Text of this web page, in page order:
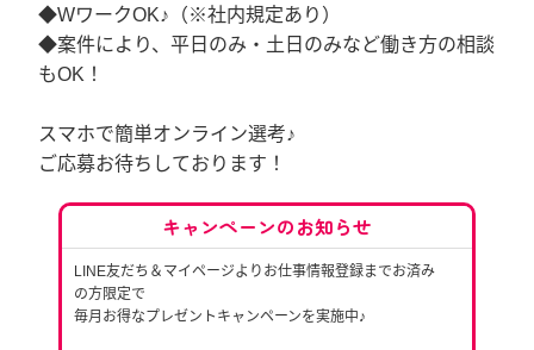
◆WワークOK♪（※社内規定あり）
◆案件により、平日のみ・土日のみなど働き方の相談
もOK！
スマホで簡単オンライン選考♪
ご応募お待ちしております！
キャンペーンのお知らせ
LINE友だち＆マイページよりお仕事情報登録までお済み
の方限定で
毎月お得なプレゼントキャンペーンを実施中♪